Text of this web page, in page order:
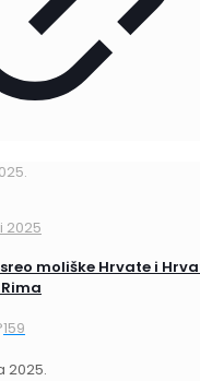
2025
moliške Hrvate i
159
2025.